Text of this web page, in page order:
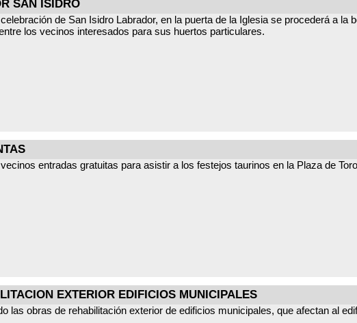
SAN ISIDRO
de San Isidro Labrador, en la puerta de la Iglesia se procederá a la
los vecinos interesados para sus huertos particulares.
entradas gratuitas para asistir a los festejos taurinos en la Plaza de
habrá autobús gratuito con salida a las 16:00 horas desde la Plaza de
empadronados.
EXTERIOR EDIFICIOS MUNICIPALES
las obras de rehabilitación exterior de edificios municipales, que afectan al